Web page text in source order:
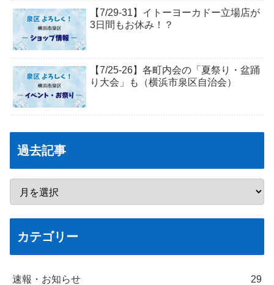
【7/29-31】イトーヨーカドー立場店が
3日間もお休み！？
【7/25-26】各町内会の「夏祭り・盆踊
り大会」も（横浜市泉区自治会）
過去記事
カテゴリー
速報・お知らせ 29